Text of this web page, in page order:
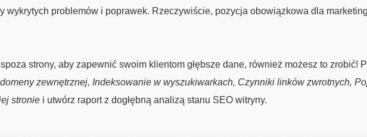
wykrytych problemów i poprawek. Rzeczywiście, pozycja obowiązkowa dla
strony, aby zapewnić swoim klientom głębsze dane, również możesz to zrobić!
zewnętrznej, Indeksowanie w wyszukiwarkach, Czynniki linków zwrotnych,
stronie i utwórz raport z dogłębną analizą stanu SEO witryny.